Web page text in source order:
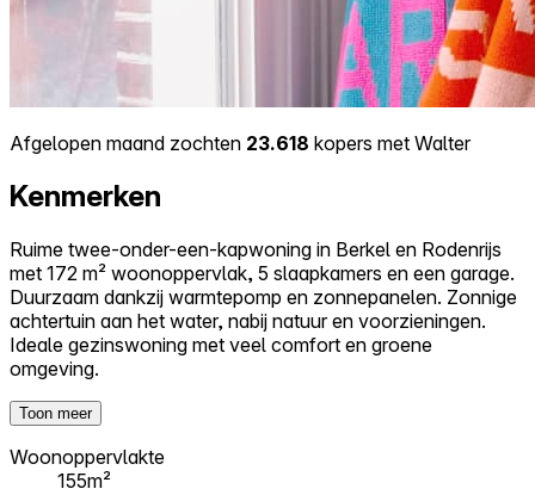
Afgelopen maand zochten 23.618 kopers met Walter
Kenmerken
Ruime twee-onder-een-kapwoning in Berkel en Rodenrijs
met 172 m² woonoppervlak, 5 slaapkamers en een garage.
Duurzaam dankzij warmtepomp en zonnepanelen. Zonnige
achtertuin aan het water, nabij natuur en voorzieningen.
Ideale gezinswoning met veel comfort en groene
omgeving.
Toon meer
Woonoppervlakte
155m²